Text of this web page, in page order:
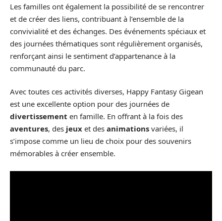
Les familles ont également la possibilité de se rencontrer
et de créer des liens, contribuant à l’ensemble de la
convivialité et des échanges. Des événements spéciaux et
des journées thématiques sont régulièrement organisés,
renforçant ainsi le sentiment d’appartenance à la
communauté du parc.
Avec toutes ces activités diverses, Happy Fantasy Gigean
est une excellente option pour des journées de
divertissement en famille. En offrant à la fois des
aventures, des jeux et des animations variées, il
s’impose comme un lieu de choix pour des souvenirs
mémorables à créer ensemble.